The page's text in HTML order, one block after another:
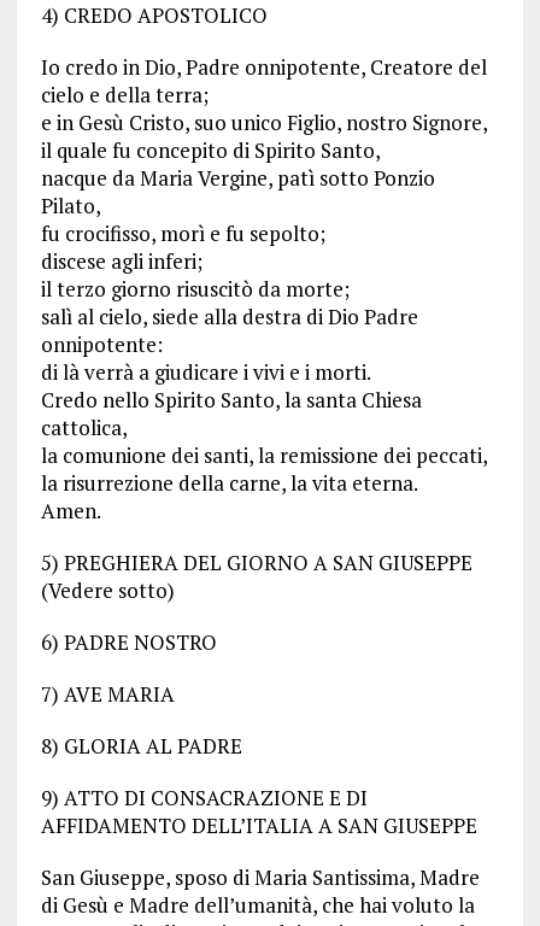
4) CREDO APOSTOLICO
Io credo in Dio, Padre onnipotente, Creatore del
cielo e della terra;
e in Gesù Cristo, suo unico Figlio, nostro Signore,
il quale fu concepito di Spirito Santo,
nacque da Maria Vergine, patì sotto Ponzio
Pilato,
fu crocifisso, morì e fu sepolto;
discese agli inferi;
il terzo giorno risuscitò da morte;
salì al cielo, siede alla destra di Dio Padre
onnipotente:
di là verrà a giudicare i vivi e i morti.
Credo nello Spirito Santo, la santa Chiesa
cattolica,
la comunione dei santi, la remissione dei peccati,
la risurrezione della carne, la vita eterna.
Amen.
5) PREGHIERA DEL GIORNO A SAN GIUSEPPE
(Vedere sotto)
6) PADRE NOSTRO
7) AVE MARIA
8) GLORIA AL PADRE
9) ATTO DI CONSACRAZIONE E DI
AFFIDAMENTO DELL’ITALIA A SAN GIUSEPPE
San Giuseppe, sposo di Maria Santissima, Madre
di Gesù e Madre dell’umanità, che hai voluto la